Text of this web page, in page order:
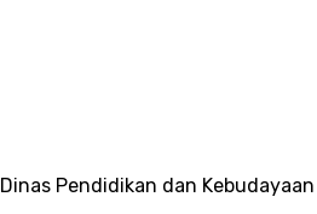
Dinas Pendidikan dan